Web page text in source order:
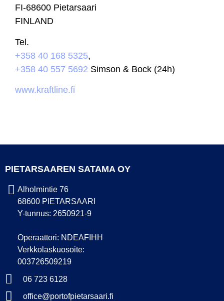
FI-68600 Pietarsaari
FINLAND
Tel.
+358 40 168 5325,
+358 40 557 5692 Simson & Bock (24h)
www.kraftline.fi
PIETARSAAREN SATAMA OY
Alholmintie 76
68600 PIETARSAARI
Y-tunnus: 2650921-9
Operaattori: NDEAFIHH
Verkkolaskuosoite:
003726509219
06 723 6128
office@portofpietarsaari.fi